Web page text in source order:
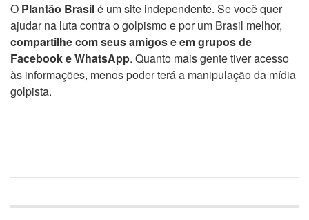
O Plantão Brasilé um site independente. Se você quer
ajudar na luta contra o golpismo e por um Brasil melhor,
compartilhe com seus amigos e em grupos de
Facebook e WhatsApp. Quanto mais gente tiver acesso
às informações, menos poder terá a manipulação da mídia
golpista.